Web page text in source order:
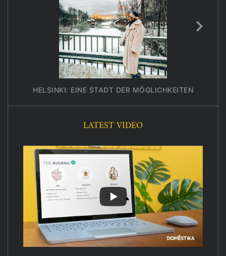
HELSINKI: EINE STADT DER MÖGLICHKEITEN
LATEST VIDEO